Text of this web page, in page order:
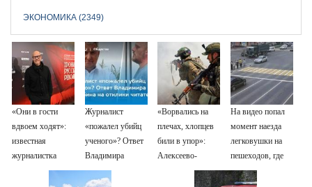
ЭКОНОМИКА (2349)
«Они в гости
вдвоем ходят»:
известная
журналистка
подтвердила
Журналист
«пожалел убийц
ученого»? Ответ
Владимира
Ворсобина на
отклики
«Ворвались на
плечах, хлопцев
били в упор»:
Алексеево-
Дружковка стала
могильником для
На видео попал
момент наезда
легковушки на
пешеходов, где
пострадали
минимум восемь